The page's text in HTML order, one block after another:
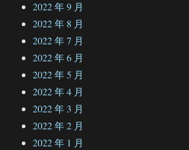
2022 年 9 月
2022 年 8 月
2022 年 7 月
2022 年 6 月
2022 年 5 月
2022 年 4 月
2022 年 3 月
2022 年 2 月
2022 年 1 月